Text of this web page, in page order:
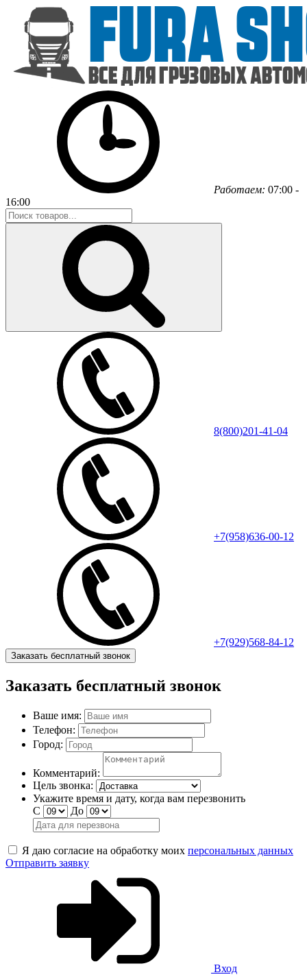
Работаем: 07:00 -
16:00
8(800)201-41-04
+7(958)636-00-12
+7(929)568-84-12
Заказать бесплатный звонок
Заказать бесплатный звонок
Ваше имя:
Телефон:
Город:
Комментарий:
Цель звонка:
Укажите время и дату, когда вам перезвонить
С
До
Я даю согласие на обработку моих персональных данных
Отправить заявку
Вход